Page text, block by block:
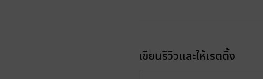
เขียนรีวิวและให้เรตติ้ง